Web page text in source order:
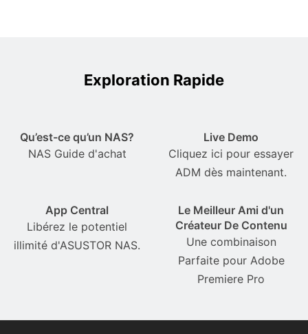
Exploration Rapide
Qu’est-ce qu’un NAS?
NAS Guide d'achat
Live Demo
Cliquez ici pour essayer
ADM dès maintenant.
App Central
Libérez le potentiel
illimité d'ASUSTOR NAS.
Le Meilleur Ami d'un
Créateur De Contenu
Une combinaison
Parfaite pour Adobe
Premiere Pro